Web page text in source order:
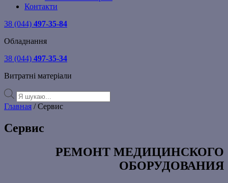
Контакти
38 (044) 497-35-84
Обладнання
38 (044) 497-35-34
Витратні матеріали
Products
search
Главная / Сервис
Сервис
РЕМОНТ МЕДИЦИНСКОГО
ОБОРУДОВАНИЯ